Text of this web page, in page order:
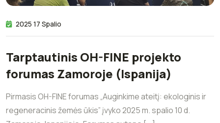
2025 17 Spalio
Tarptautinis OH-FINE projekto
forumas Zamoroje (Ispanija)
Pirmasis OH-FINE forumas „Auginkime ateitį: ekologinis ir
regeneracinis žemės ūkis” įvyko 2025 m. spalio 10 d.